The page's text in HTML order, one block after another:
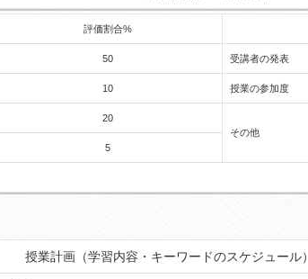
評価割合%
50 受講者の発表
10 授業の参加度
20
その他
5
授業計画（学習内容・キーワードのスケジュール）